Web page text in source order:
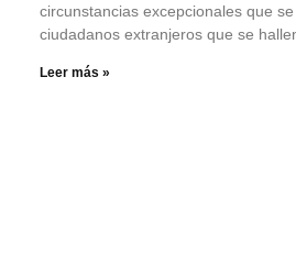
circunstancias excepcionales que
ciudadanos extranjeros que se
Leer más »